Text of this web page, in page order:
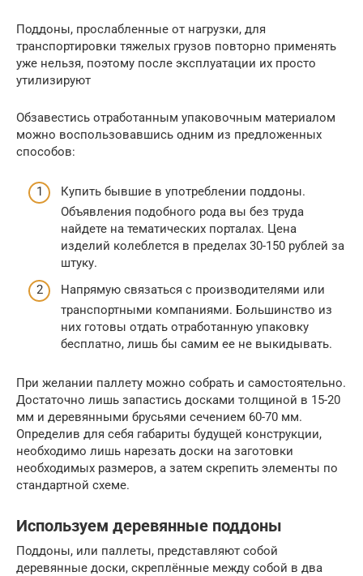
Поддоны, прослабленные от нагрузки, для
транспортировки тяжелых грузов повторно применять
уже нельзя, поэтому после эксплуатации их просто
утилизируют
Обзавестись отработанным упаковочным материалом
можно воспользовавшись одним из предложенных
способов:
Купить бывшие в употреблении поддоны.
Объявления подобного рода вы без труда
найдете на тематических порталах. Цена
изделий колеблется в пределах 30-150 рублей за
штуку.
Напрямую связаться с производителями или
транспортными компаниями. Большинство из
них готовы отдать отработанную упаковку
бесплатно, лишь бы самим ее не выкидывать.
При желании паллету можно собрать и самостоятельно.
Достаточно лишь запастись досками толщиной в 15-20
мм и деревянными брусьями сечением 60-70 мм.
Определив для себя габариты будущей конструкции,
необходимо лишь нарезать доски на заготовки
необходимых размеров, а затем скрепить элементы по
стандартной схеме.
Используем деревянные поддоны
Поддоны, или паллеты, представляют собой
деревянные доски, скреплённые между собой в два